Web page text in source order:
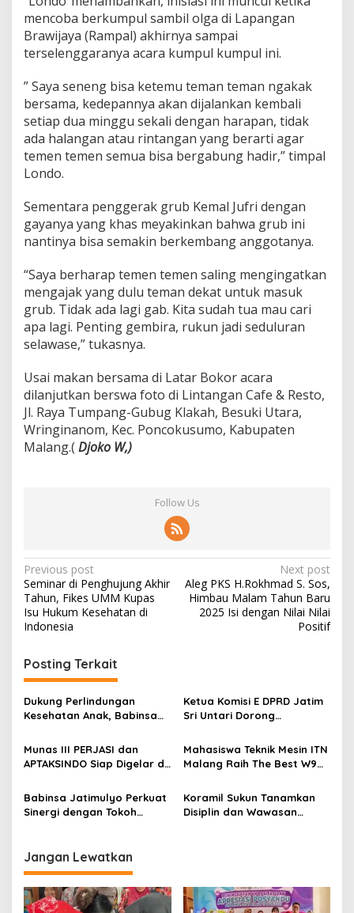
mencoba berkumpul sambil olga di Lapangan
Brawijaya (Rampal) akhirnya sampai
terselenggaranya acara kumpul kumpul ini.
” Saya seneng bisa ketemu teman teman ngakak
bersama, kedepannya akan dijalankan kembali
setiap dua minggu sekali dengan harapan, tidak
ada halangan atau rintangan yang berarti agar
temen temen semua bisa bergabung hadir,” timpal
Londo.
Sementara penggerak grub Kemal Jufri dengan
gayanya yang khas meyakinkan bahwa grub ini
nantinya bisa semakin berkembang anggotanya.
“Saya berharap temen temen saling mengingatkan
mengajak yang dulu teman dekat untuk masuk
grub. Tidak ada lagi gab. Kita sudah tua mau cari
apa lagi. Penting gembira, rukun jadi seduluran
selawase,” tukasnya.
Usai makan bersama di Latar Bokor acara
dilanjutkan berswa foto di Lintangan Cafe & Resto,
Jl. Raya Tumpang-Gubug Klakah, Besuki Utara,
Wringinanom, Kec. Poncokusumo, Kabupaten
Malang.( Djoko W,)
Follow Us
P
o
s
t
n
a
v
i
g
a
t
i
n
Previous post
Seminar di Penghujung Akhir
Tahun, Fikes UMM Kupas
Isu Hukum Kesehatan di
Indonesia
Next post
Aleg PKS H.Rokhmad S. Sos,
Himbau Malam Tahun Baru
2025 Isi dengan Nilai Nilai
Positif
Posting Terkait
Dukung Perlindungan
Kesehatan Anak, Babinsa
Imunisasi 2026
Ketua Komisi E DPRD Jatim
Sri Untari Dorong
Posyandu sebagai Garda
Terdepan Layanan
Kesehatan
Munas III PERJASI dan
APTAKSINDO Siap Digelar di
Semangat Perkuat Tata
Kelola Organisasi
Mahasiswa Teknik Mesin ITN
Malang Raih The Best W9
Vol 3, Buktikan Inovasi
Kampus di Panggung
Nasional
Babinsa Jatimulyo Perkuat
Sinergi dengan Tokoh
Komsos
Koramil Sukun Tanamkan
Disiplin dan Wawasan
Jangan Lewatkan